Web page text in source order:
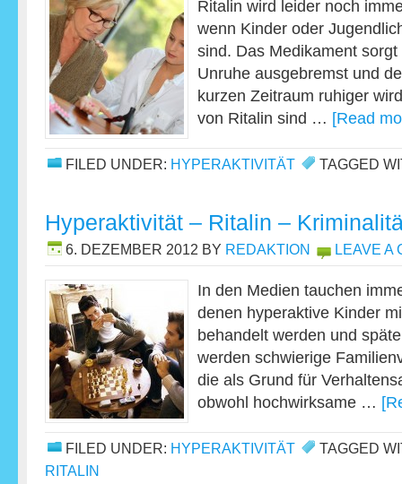
Ritalin wird leider noch
wenn Kinder oder
sind. Das Medikament
Unruhe ausgebremst und
kurzen Zeitraum ruhiger
von Ritalin sind … [Read
FILED UNDER: HYPERAKTIVITÄT TAGGED
Hyperaktivität – Ritalin –
6. DEZEMBER 2012 BY REDAKTION LEAVE A
In den Medien tauchen
denen hyperaktive Kinder
behandelt werden und
werden schwierige
die als Grund für
obwohl hochwirksame …
FILED UNDER: HYPERAKTIVITÄT
TAGGED
RITALIN